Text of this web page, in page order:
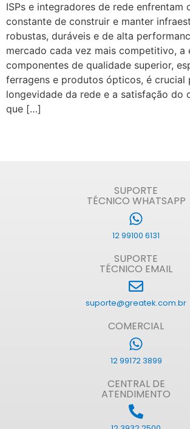
ISPs e integradores de rede enfrentam
constante de construir e manter
robustas, duráveis e de alta
mercado cada vez mais competitivo, a
componentes de qualidade superior,
ferragens e produtos ópticos, é crucial
longevidade da rede e a satisfação do
que […]
SUPORTE
TÉCNICO WHATSAPP
12 99100 6131
SUPORTE
TÉCNICO EMAIL
suporte@greatek.com.br
COMERCIAL
12 99172 3899
CENTRAL DE
ATENDIMENTO